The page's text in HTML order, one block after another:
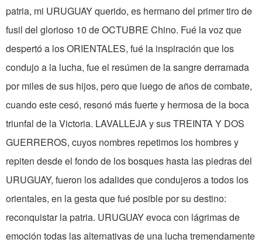
patria, mi URUGUAY querido, es hermano del primer tiro de
fusil del glorioso 10 de OCTUBRE Chino. Fué la voz que
despertó a los ORIENTALES, fué la inspiración que los
condujo a la lucha, fue el resúmen de la sangre derramada
por miles de sus hijos, pero que luego de años de combate,
cuando este cesó, resonó más fuerte y hermosa de la boca
triunfal de la Victoria. LAVALLEJA y sus TREINTA Y DOS
GUERREROS, cuyos nombres repetimos los hombres y
repiten desde el fondo de los bosques hasta las piedras del
URUGUAY, fueron los adalides que condujeros a todos los
orientales, en la gesta que fué posible por su destino:
reconquistar la patria. URUGUAY evoca con lágrimas de
emoción todas las alternativas de una lucha tremendamente